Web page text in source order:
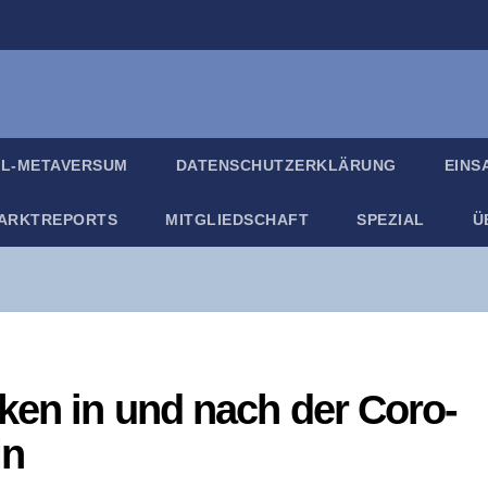
META­VER­SUM DATEN­SCHUTZ­ER­KLÄ­RUNG
MIT­GLIED­SCHAFT SPE­ZI­AL
in und nach der Coro­